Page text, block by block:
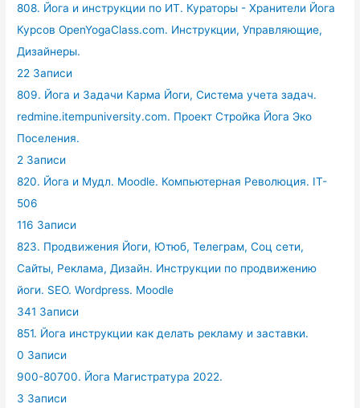
808. Йога и инструкции по ИТ. Кураторы - Хранители Йога
Курсов OpenYogaClass.com. Инструкции, Управляющие,
Дизайнеры.
22 Записи
809. Йога и Задачи Карма Йоги, Система учета задач.
redmine.itempuniversity.com. Проект Стройка Йога Эко
Поселения.
2 Записи
820. Йога и Мудл. Moodle. Компьютерная Революция. IT-
506
116 Записи
823. Продвижения Йоги, Ютюб, Телеграм, Соц сети,
Сайты, Реклама, Дизайн. Инструкции по продвижению
йоги. SEO. Wordpress. Moodle
341 Записи
851. Йога инструкции как делать рекламу и заставки.
0 Записи
900-80700. Йога Магистратура 2022.
3 Записи